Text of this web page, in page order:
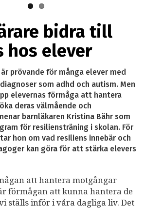
bidra till
hos elever
prövande för många elever med
som adhd och autism. Men
elevernas förmåga att hantera
deras välmående och
barnläkaren Kristina Bähr som
för resiliensträning i skolan. För
hon om vad resiliens innebär och
kan göra för att stärka elevers
att hantera motgångar
förmågan att kunna hantera de
ställs inför i våra dagliga liv. Det